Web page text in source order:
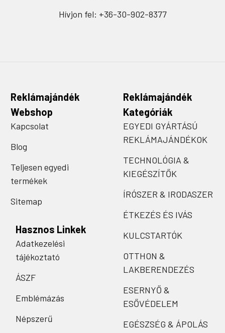
Hívjon fel: +36-30-902-8377
Reklámajándék
Webshop
Kapcsolat
Blog
Teljesen egyedi
termékek
Sitemap
Hasznos Linkek
Adatkezelési
tájékoztató
ÁSZF
Emblémázás
Népszerű
Reklámajándék
Kategóriák
EGYEDI GYÁRTÁSÚ
REKLÁMAJÁNDÉKOK
TECHNOLÓGIA &
KIEGÉSZÍTŐK
ÍRÓSZER & IRODASZER
ÉTKEZÉS ÉS IVÁS
KULCSTARTÓK
OTTHON &
LAKBERENDEZÉS
ESERNYŐ &
ESŐVÉDELEM
EGÉSZSÉG & ÁPOLÁS